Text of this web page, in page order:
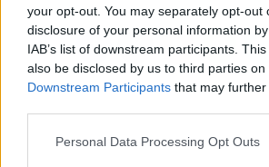
your opt-out. You may separately opt-out
disclosure of your personal information
IAB’s list of downstream participants.
also be disclosed by us to third parties on
Downstream Participants that may
Personal Data Processing Opt Outs